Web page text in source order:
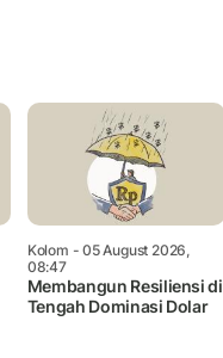
Kolom - 05 August 2026,
08:47
Membangun Resiliensi di
Tengah Dominasi Dolar